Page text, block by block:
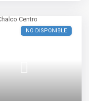
NO DISPONIBLE